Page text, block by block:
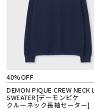
40%OFF
DEMON PIQUE CREW NECK
SWEATER[デーモンピケ
クルーネック長袖セーター]